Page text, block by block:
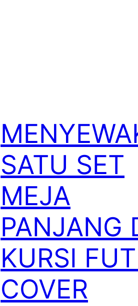
SATU SET
MEJA
PANJANG
KURSI
COVER